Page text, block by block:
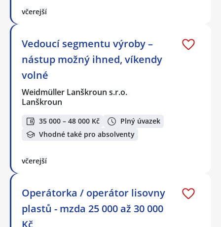
včerejší
Vedoucí segmentu výroby –
nástup možný ihned, víkendy
volné
Weidmüller Lanškroun s.r.o.
Lanškroun
35 000 – 48 000 Kč
Plný úvazek
Vhodné také pro absolventy
včerejší
Operátorka / operátor lisovny
plastů - mzda 25 000 až 30 000